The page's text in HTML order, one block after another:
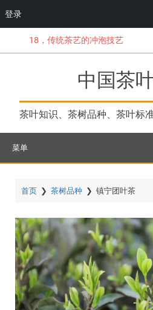
到
18，传统茶艺的冲泡技艺
中国茶
茶叶知识、茶树品种、茶叶标
菜单
首页 ❯ 茶树品种 ❯ 镇宁团叶茶
登录